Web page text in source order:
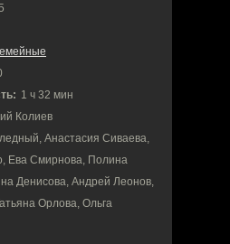
1 ч 32 мин
Колиев
Анастасия Сиваева,
Ева Смирнова, Полина
Денисова, Андрей Леонов,
Орлова, Ольга